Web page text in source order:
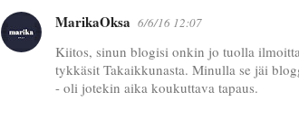
MarikaOksa 6/6/16 12:07
Kiitos, sinun blogisi onkin jo tuolla
tykkäsit Takaikkunasta. Minulla se jäi
- oli jotekin aika koukuttava tapaus.